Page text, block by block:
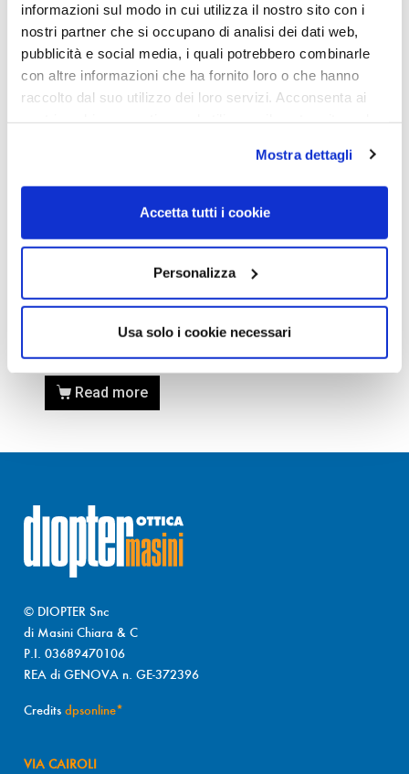
informazioni sul modo in cui utilizza il nostro sito con i
nostri partner che si occupano di analisi dei dati web,
pubblicità e social media, i quali potrebbero combinarle
con altre informazioni che ha fornito loro o che hanno
raccolto dal suo utilizzo dei loro servizi. Acconsenta ai
Mostra dettagli
Accetta tutti i cookie
Personalizza
Usa solo i cookie necessari
LENTI DI RICAMBIO RAY-
marrone sfumato –
CALIBRO 58
28,00€
Read more
© DIOPTER Snc
di Masini Chiara & C
P.I. 03689470106
REA di GENOVA n. GE-372396
Credits dpsonline*
VIA CAIROLI